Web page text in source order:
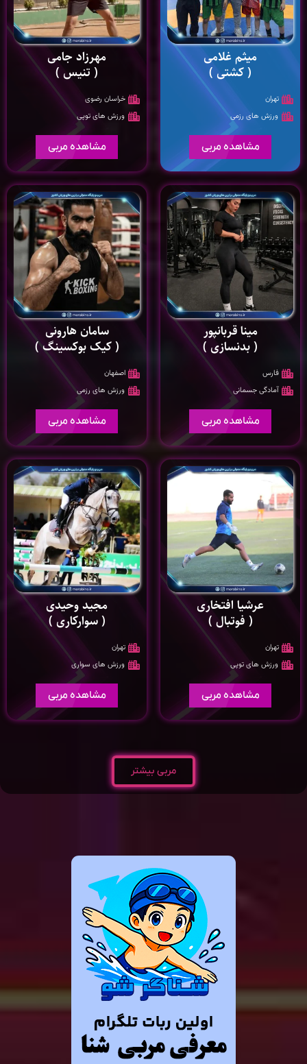
میثم غلامی
( کشتی )
تهران
ورزش های رزمی
مشاهده مربی
مهرزاد جامی
( تنیس )
خراسان رضوی
ورزش های توپی
مشاهده مربی
مینا قربانپور
( بدنسازی )
فارس
آمادگی جسمانی
مشاهده مربی
سامان هارونی
( کیک بوکسینگ )
اصفهان
ورزش های رزمی
مشاهده مربی
عرشیا افتخاری
( فوتبال )
تهران
ورزش های توپی
مشاهده مربی
مجید وحیدی
( سوارکاری )
تهران
ورزش های سواری
مشاهده مربی
مربی بیشتر